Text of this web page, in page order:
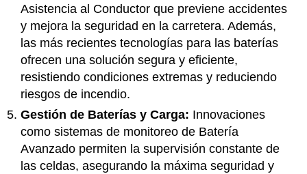
Asistencia al Conductor que previene accidentes
y mejora la seguridad en la carretera. Además,
las más recientes tecnologías para las baterías
ofrecen una solución segura y eficiente,
resistiendo condiciones extremas y reduciendo
riesgos de incendio.
Gestión de Baterías y Carga: Innovaciones
como sistemas de monitoreo de Batería
Avanzado permiten la supervisión constante de
las celdas, asegurando la máxima seguridad y